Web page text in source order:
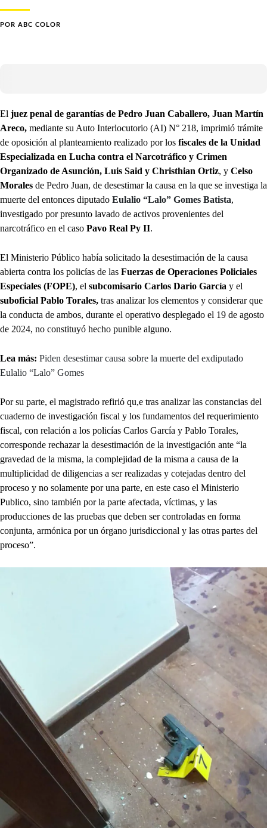
POR ABC COLOR
El juez penal de garantías de Pedro Juan Caballero, Juan Martín
Areco, mediante su Auto Interlocutorio (AI) N° 218, imprimió trámite
de oposición al planteamiento realizado por los fiscales de la Unidad
Especializada en Lucha contra el Narcotráfico y Crimen
Organizado de Asunción, Luis Said y Christhian Ortiz, y Celso
Morales de Pedro Juan, de desestimar la causa en la que se investiga la
muerte del entonces diputado Eulalio “Lalo” Gomes Batista,
investigado por presunto lavado de activos provenientes del
narcotráfico en el caso Pavo Real Py II.
El Ministerio Público había solicitado la desestimación de la causa
abierta contra los policías de las Fuerzas de Operaciones Policiales
Especiales (FOPE), el subcomisario Carlos Dario García y el
suboficial Pablo Torales, tras analizar los elementos y considerar que
la conducta de ambos, durante el operativo desplegado el 19 de agosto
de 2024, no constituyó hecho punible alguno.
Lea más: Piden desestimar causa sobre la muerte del exdiputado
Eulalio “Lalo” Gomes
Por su parte, el magistrado refirió qu,e tras analizar las constancias del
cuaderno de investigación fiscal y los fundamentos del requerimiento
fiscal, con relación a los policías Carlos García y Pablo Torales,
corresponde rechazar la desestimación de la investigación ante “la
gravedad de la misma, la complejidad de la misma a causa de la
multiplicidad de diligencias a ser realizadas y cotejadas dentro del
proceso y no solamente por una parte, en este caso el Ministerio
Publico, sino también por la parte afectada, víctimas, y las
producciones de las pruebas que deben ser controladas en forma
conjunta, armónica por un órgano jurisdiccional y las otras partes del
proceso”.